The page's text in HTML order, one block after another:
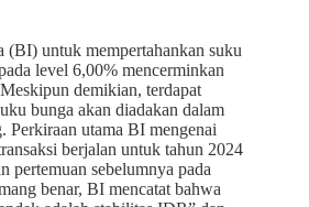
(BI) untuk mempertahankan suku
level 6,00% mencerminkan
demikian, terdapat
bunga akan diadakan dalam
Perkiraan utama BI mengenai
berjalan untuk tahun 2024
pertemuan sebelumnya pada
benar, BI mencatat bahwa